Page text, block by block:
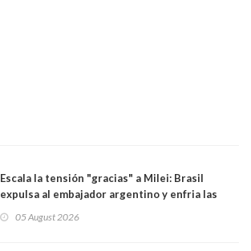
Escala la tensión "gracias" a Milei: Brasil
expulsa al embajador argentino y enfria las
trasandino
05 August 2026